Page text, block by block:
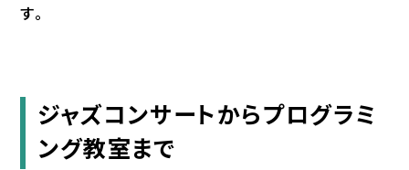
す。
ジャズコンサートからプログラミ
ング教室まで